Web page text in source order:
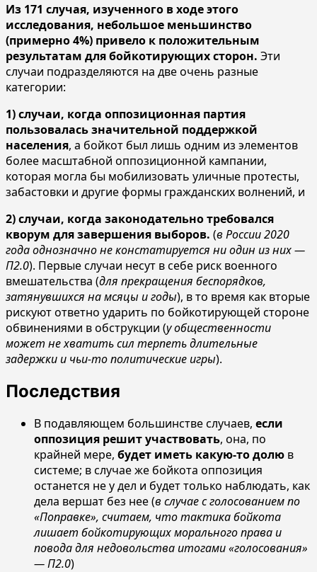
Из 171 случая, изученного в ходе этого
исследования, небольшое меньшинство
(примерно 4%) привело к положительным
результатам для бойкотирующих сторон. Эти
случаи подразделяются на две очень разные
категории:
1) случаи, когда оппозиционная партия
пользовалась значительной поддержкой
населения, а бойкот был лишь одним из элементов
более масштабной оппозиционной кампании,
которая могла бы мобилизовать уличные протесты,
забастовки и другие формы гражданских волнений, и
2) случаи, когда законодательно требовался
кворум для завершения выборов. (в России 2020
года однозначно не констатируется ни один из них —
П2.0). Первые случаи несут в себе риск военного
вмешательства (для прекращения беспорядков,
затянувшихся на мсяцы и годы), в то время как вторые
рискуют ответно ударить по бойкотирующей стороне
обвинениями в обструкции (у общественности
может не хватить сил терпеть длительные
задержки и чьи-то политические игры).
Последствия
В подавляющем большинстве случаев, если
оппозиция решит участвовать, она, по
крайней мере, будет иметь какую-то долю в
системе; в случае же бойкота оппозиция
останется не у дел и будет только наблюдать, как
дела вершат без нее (в случае с голосованием по
«Поправке», считаем, что тактика бойкота
лишает бойкотирующих морального права и
повода для недовольства итогами «голосования»
— П2.0)